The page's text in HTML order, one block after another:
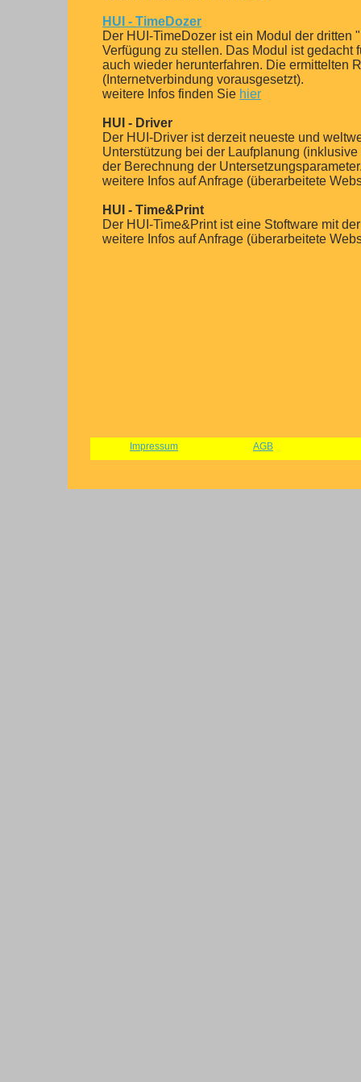
HUI - TimeDozer
Der HUI-TimeDozer ist ein Modul der
Verfügung zu stellen. Das Modul ist gedacht
auch wieder herunterfahren. Die ermittelten
(Internetverbindung vorausgesetzt).
weitere Infos finden Sie hier
HUI - Driver
Der HUI-Driver ist derzeit neueste und
Unterstützung bei der Laufplanung
der Berechnung der
weitere Infos auf Anfrage (überarbeitete
HUI - Time&Print
Der HUI-Time&Print ist eine Stoftware mit
weitere Infos auf Anfrage (überarbeitete
Impressum AGB